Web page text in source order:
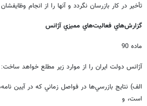
تأخير در كار بازرسان نگردد و آنها را از انجام وظايفشان
گزارش‌هاي فعاليت‌هاي مميزي آژانس
ماده 90
آژانس دولت ايران را از موارد زير مطلع خواهد ساخت:
الف) نتايج بازرسي‌ها در فواصل زماني كه در آيين
است، و